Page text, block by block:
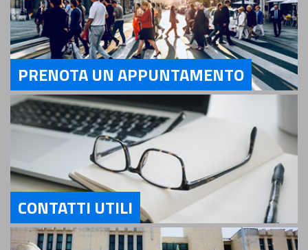
Servizi PRENOTA UN APPUNTAMENTO
PRENOTA UN APPUNTAMENTO
Servizi Contatti utili
CONTATTI UTILI